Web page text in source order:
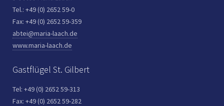
Tel.: +49 (0) 2652 59-0
Fax: +49 (0) 2652 59-359
abtei@maria-laach.de
www.maria-laach.de
Gastflügel St. Gilbert
Tel: +49 (0) 2652 59-313
Fax: +49 (0) 2652 59-282